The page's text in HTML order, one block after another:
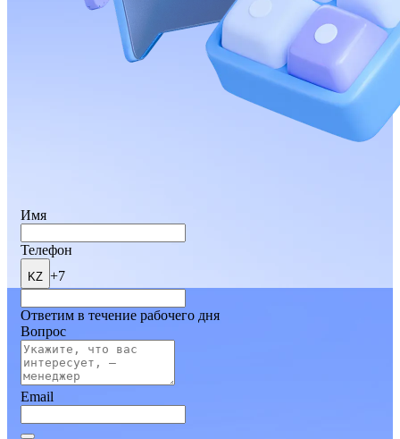
Имя
Телефон
KZ +7
Ответим в течение рабочего дня
Вопрос
Email